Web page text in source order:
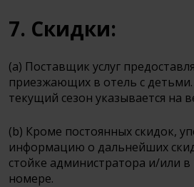
7. Скидки:
(a) Поставщик услуг
приезжающих в отель с
текущий сезон указывается на
(b) Кроме постоянных скидок,
информацию о дальнейших
стойке администратора и/или
номере.